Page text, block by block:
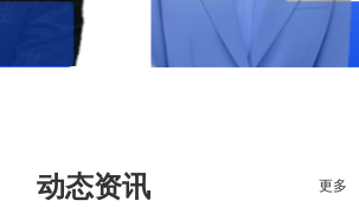
动态资讯 更多